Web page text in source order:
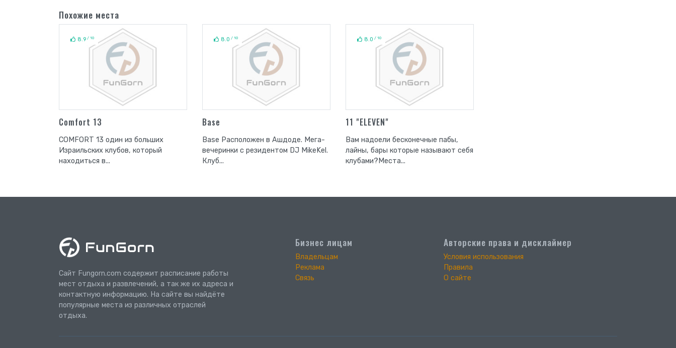
Похожие места
8.9 / 10
Comfort 13
COMFORT 13 один из больших
Израильских клубов, который
находиться в...
8.0 / 10
Base
Base Расположен в Ашдоде. Мега-
вечеринки с резидентом DJ MikeKel.
Клуб...
8.0 / 10
11 "ELEVEN"
Вам надоели бесконечные пабы,
лайны, бары которые называют себя
клубами?Места...
Сайт Fungorn.com содержит расписание работы
мест отдыха и развлечений, а так же их адреса и
контактную информацию. На сайте вы найдёте
популярные места из различных отраслей
отдыха.
Бизнес лицам
Владельцам
Реклама
Связь
Авторские права и дисклаймер
Условия использования
Правила
О сайте